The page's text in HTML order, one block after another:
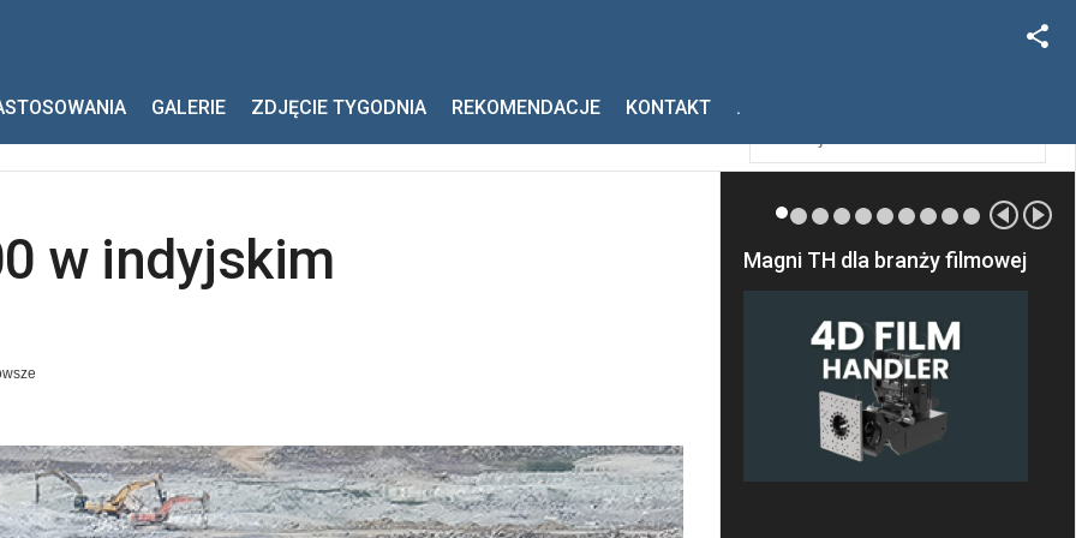
GALERIE ZDJĘCIE TYGODNIA REKOMENDACJE KONTAKT .
kamieniołomie
w indyjskim
Magni TH dla branży filmowej